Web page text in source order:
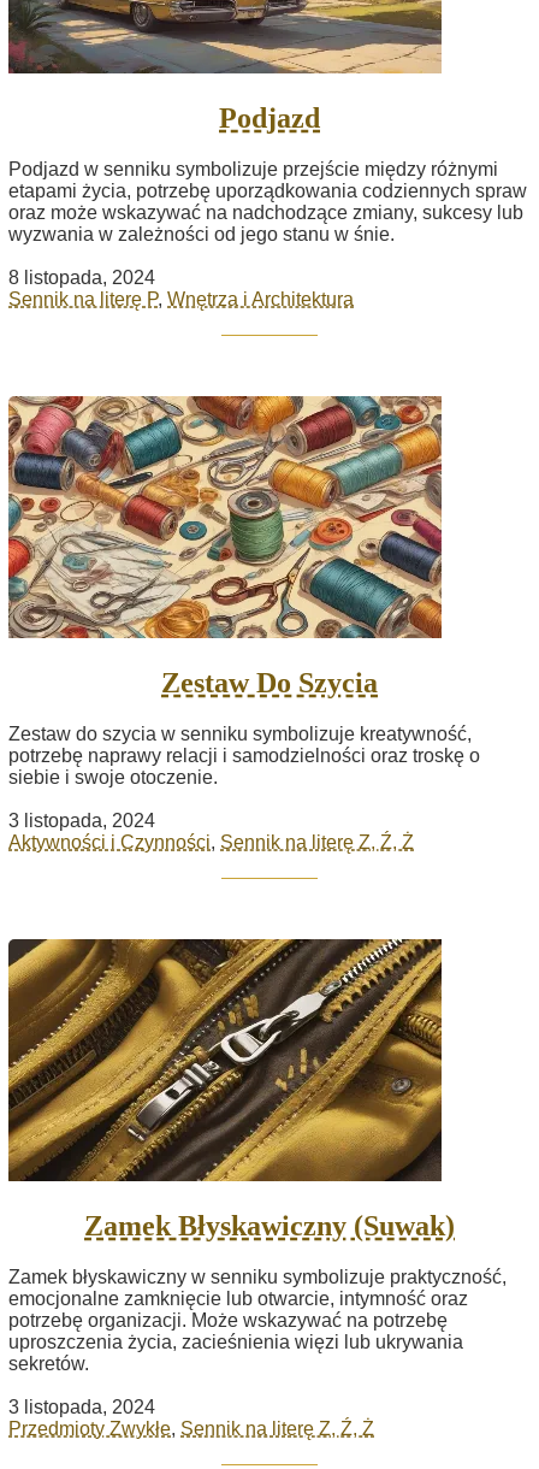
Podjazd
Podjazd w senniku symbolizuje przejście między różnymi
etapami życia, potrzebę uporządkowania codziennych spraw
oraz może wskazywać na nadchodzące zmiany, sukcesy lub
wyzwania w zależności od jego stanu w śnie.
8 listopada, 2024
Sennik na literę P, Wnętrza i Architektura
Zestaw Do Szycia
Zestaw do szycia w senniku symbolizuje kreatywność,
potrzebę naprawy relacji i samodzielności oraz troskę o
siebie i swoje otoczenie.
3 listopada, 2024
Aktywności i Czynności, Sennik na literę Z, Ź, Ż
Zamek Błyskawiczny (Suwak)
Zamek błyskawiczny w senniku symbolizuje praktyczność,
emocjonalne zamknięcie lub otwarcie, intymność oraz
potrzebę organizacji. Może wskazywać na potrzebę
uproszczenia życia, zacieśnienia więzi lub ukrywania
sekretów.
3 listopada, 2024
Przedmioty Zwykłe, Sennik na literę Z, Ź, Ż